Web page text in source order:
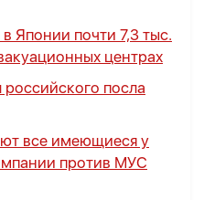
Японии почти 7,3 тыс.
центрах
посла
все имеющиеся у
против МУС